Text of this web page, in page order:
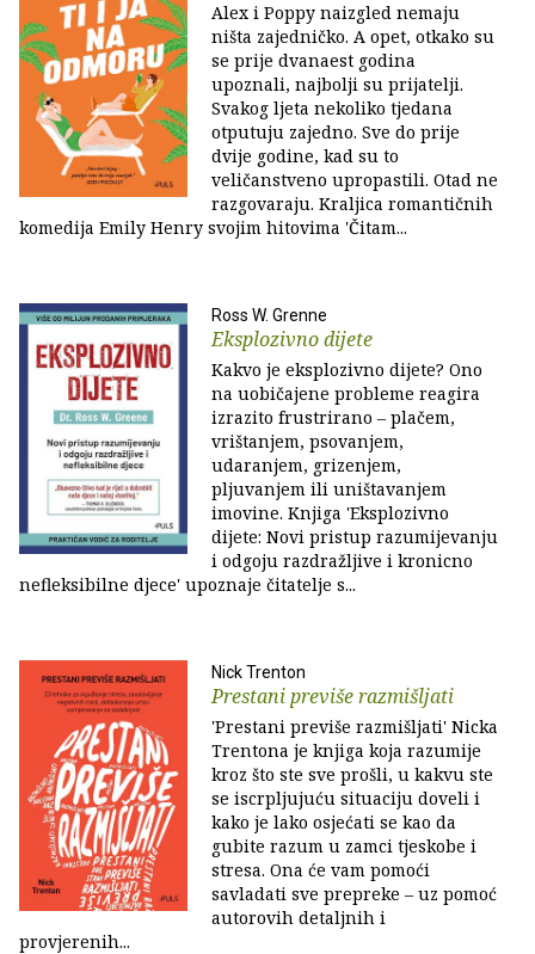
Alex i Poppy naizgled nemaju
ništa zajedničko. A opet, otkako su
se prije dvanaest godina
upoznali, najbolji su prijatelji.
Svakog ljeta nekoliko tjedana
otputuju zajedno. Sve do prije
dvije godine, kad su to
veličanstveno upropastili. Otad ne
razgovaraju. Kraljica romantičnih
komedija Emily Henry svojim hitovima 'Čitam...
Ross W. Grenne
Eksplozivno dijete
Kakvo je eksplozivno dijete? Ono
na uobičajene probleme reagira
izrazito frustrirano – plačem,
vrištanjem, psovanjem,
udaranjem, grizenjem,
pljuvanjem ili uništavanjem
imovine. Knjiga 'Eksplozivno
dijete: Novi pristup razumijevanju
i odgoju razdražljive i kronicno
nefleksibilne djece' upoznaje čitatelje s...
Nick Trenton
Prestani previše razmišljati
'Prestani previše razmišljati' Nicka
Trentona je knjiga koja razumije
kroz što ste sve prošli, u kakvu ste
se iscrpljujuću situaciju doveli i
kako je lako osjećati se kao da
gubite razum u zamci tjeskobe i
stresa. Ona će vam pomoći
savladati sve prepreke – uz pomoć
autorovih detaljnih i
provjerenih...